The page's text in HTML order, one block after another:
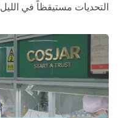
التحديات مستيقظاً في